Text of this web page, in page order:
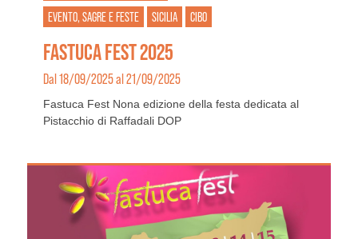
EVENTO, SAGRE E FESTE
SICILIA CIBO
FASTUCA FEST 2025
Dal 18/09/2025 al 21/09/2025
Fastuca Fest Nona edizione della festa dedicata al
Pistacchio di Raffadali DOP